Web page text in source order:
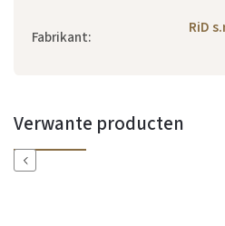
Fabrikant:
RiD
Verwante producten
Previous